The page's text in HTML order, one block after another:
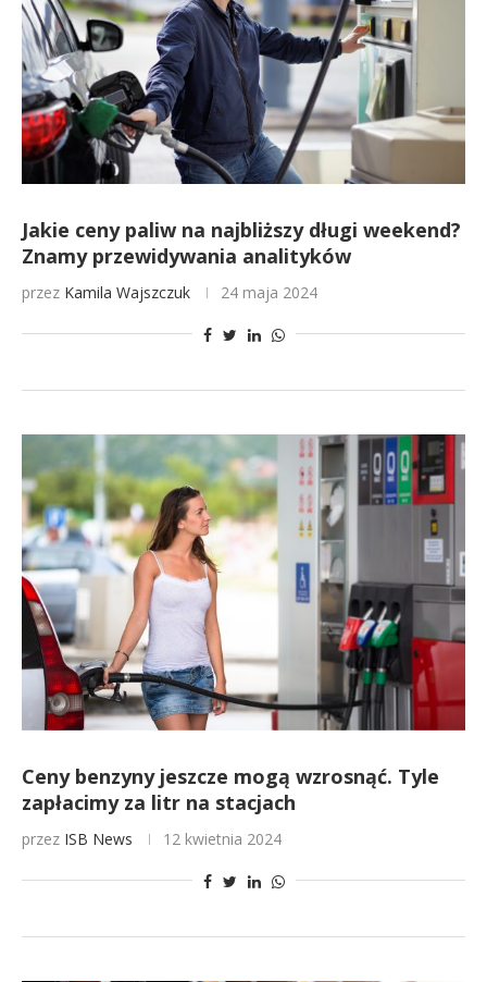
Jakie ceny paliw na najbliższy długi weekend?
Znamy przewidywania analityków
przez Kamila Wajszczuk 24 maja 2024
Ceny benzyny jeszcze mogą wzrosnąć. Tyle
zapłacimy za litr na stacjach
przez ISB News 12 kwietnia 2024